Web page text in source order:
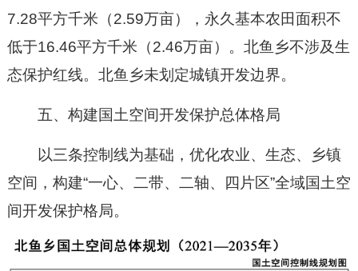
7.28平方千米（2.59万亩），永久基本农田面积不
低于16.46平方千米（2.46万亩）。北鱼乡不涉及生
态保护红线。北鱼乡未划定城镇开发边界。
五、构建国土空间开发保护总体格局
以三条控制线为基础，优化农业、生态、乡镇
空间，构建“一心、二带、二轴、四片区”全域国土空
间开发保护格局。